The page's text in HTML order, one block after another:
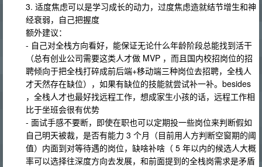
3. 适度焦虑可以是学习成长的动力，过度焦虑造就结节增生和神
经衰弱，自己把握度
额外建议：
- 自己对全栈方向看好，能保证无论什么年龄阶段总能找到活干
（总有创业公司需要这类人才做 MVP ，而且国内校招岗位的招
聘倾向于把全栈打碎成前后端+移动端三种岗位去招聘，全栈人
才天然存在缺位），如果有缺位的技能就尝试补一补。besides
，全栈人才也最好找远程工作，想成家生小孩的话，远程工作相
比于坐班会很有优势
- 面试手感不要断，即使在职也可以定期投一些岗位来判断假如
自己明天被裁，是否有能力 3 个月（目前用人方判断空窗期的阈
值）内面到对等待遇的岗位，缺啥补啥（ 5 年以内的候选人大概
率可以选择往深度方向去发展，和前面提到的全栈岗需求是矛盾